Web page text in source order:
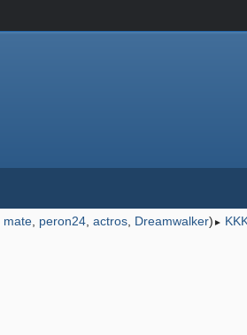
mate peron24 actros Dreamwalker) ►